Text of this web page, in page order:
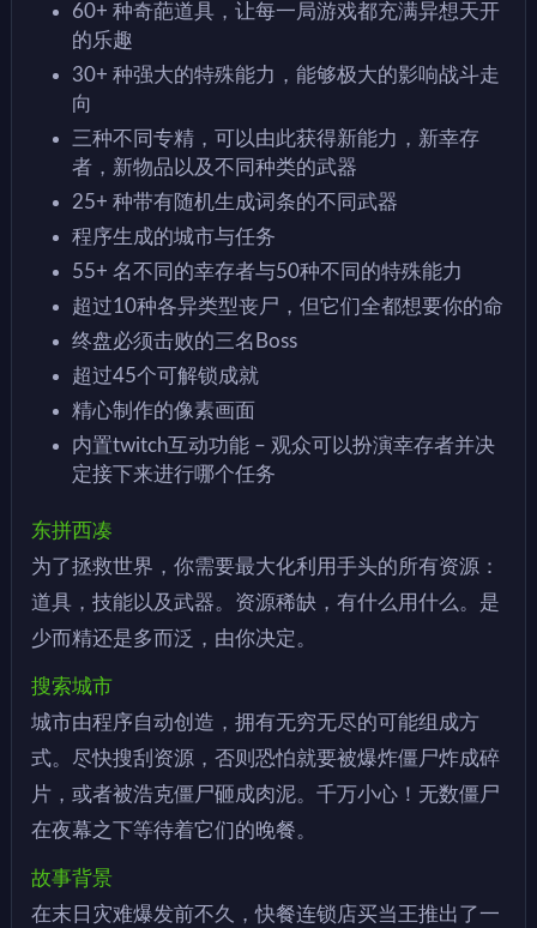
60+ 种奇葩道具，让每一局游戏都充满异想天开
的乐趣
30+ 种强大的特殊能力，能够极大的影响战斗走
向
三种不同专精，可以由此获得新能力，新幸存
者，新物品以及不同种类的武器
25+ 种带有随机生成词条的不同武器
程序生成的城市与任务
55+ 名不同的幸存者与50种不同的特殊能力
超过10种各异类型丧尸，但它们全都想要你的命
终盘必须击败的三名Boss
超过45个可解锁成就
精心制作的像素画面
内置twitch互动功能 – 观众可以扮演幸存者并决
定接下来进行哪个任务
东拼西凑
为了拯救世界，你需要最大化利用手头的所有资源：
道具，技能以及武器。资源稀缺，有什么用什么。是
少而精还是多而泛，由你决定。
搜索城市
城市由程序自动创造，拥有无穷无尽的可能组成方
式。尽快搜刮资源，否则恐怕就要被爆炸僵尸炸成碎
片，或者被浩克僵尸砸成肉泥。千万小心！无数僵尸
在夜幕之下等待着它们的晚餐。
故事背景
在末日灾难爆发前不久，快餐连锁店买当王推出了一